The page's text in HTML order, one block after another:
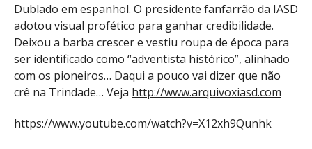
Dublado em espanhol. O presidente fanfarrão da IASD
adotou visual profético para ganhar credibilidade.
Deixou a barba crescer e vestiu roupa de época para
ser identificado como “adventista histórico”, alinhado
com os pioneiros… Daqui a pouco vai dizer que não
crê na Trindade… Veja http://www.arquivoxiasd.com
https://www.youtube.com/watch?v=X12xh9Qunhk